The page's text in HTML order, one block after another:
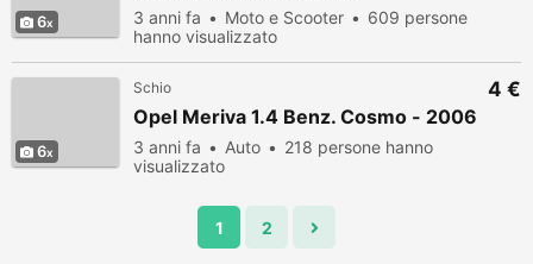
6 3 anni fa Moto e Scooter
609 persone
hanno visualizzato
6
Schio
Opel Meriva 1.4 Benz. Cosmo - 2006
3 anni fa Auto
218 persone hanno
visualizzato
4 €
1 2